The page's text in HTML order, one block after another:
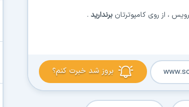
برندارید .
بروز شد خبرت کنم؟